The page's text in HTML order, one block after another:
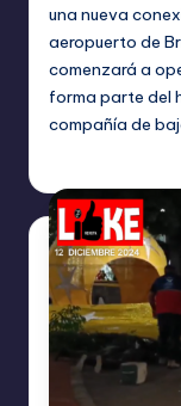
una nueva
aeropuerto de
comenzará a
forma parte del
compañía de